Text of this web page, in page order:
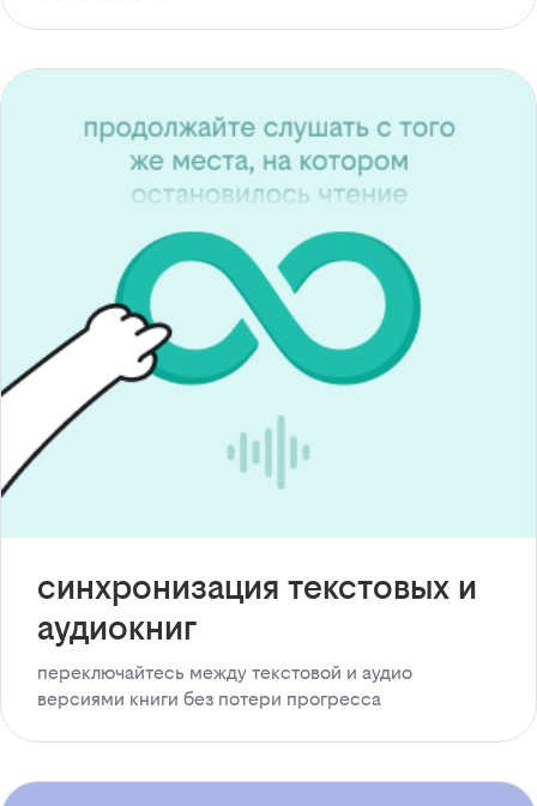
синхронизация текстовых и
аудиокниг
переключайтесь между текстовой и аудио
версиями книги без потери прогресса